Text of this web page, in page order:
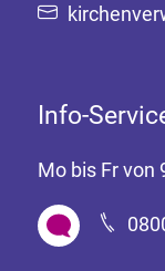
Info-
Mo bis Fr von